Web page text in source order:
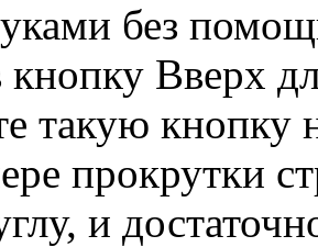
без
кнопку Вверх
такую кнопку
прокрутки
и